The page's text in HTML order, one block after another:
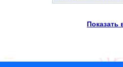
Показать